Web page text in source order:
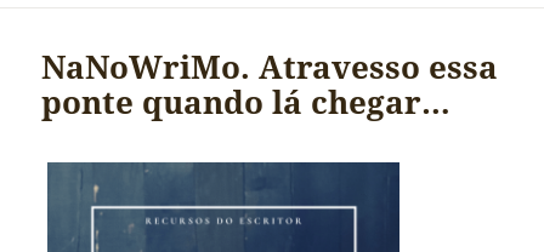
NaNoWriMo. Atravesso essa
ponte quando lá chegar…